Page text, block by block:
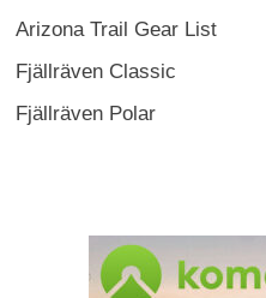
Arizona Trail Gear List
Fjällräven Classic
Fjällräven Polar